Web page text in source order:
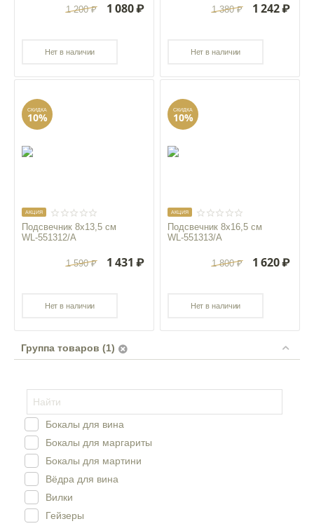
1 200 ₽ 1 080₽
Нет в наличии
1 380 ₽ 1 242₽
Нет в наличии
СКИДКА
10%
AКЦИЯ
Подсвечник 8x13,5 см
WL‑551312/A
1 590 ₽ 1 431 ₽
Нет в наличии
СКИДКА
10%
AКЦИЯ
Подсвечник 8x16,5 см
WL‑551313/A
1 800 ₽ 1 620₽
Нет в наличии
Группа товаров (1)
Бокалы для вина
Бокалы для маргариты
Бокалы для мартини
Вёдра для вина
Вилки
Гейзеры